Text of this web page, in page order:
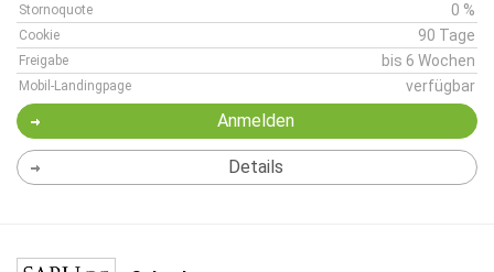
Stornoquote 0 %
Cookie 90 Tage
Freigabe bis 6 Wochen
Mobil-Landingpage verfügbar
Anmelden
Details